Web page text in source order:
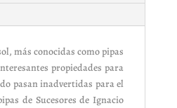
más conocidas como pipas
propiedades para
pasan inadvertidas para el
de Sucesores de Ignacio